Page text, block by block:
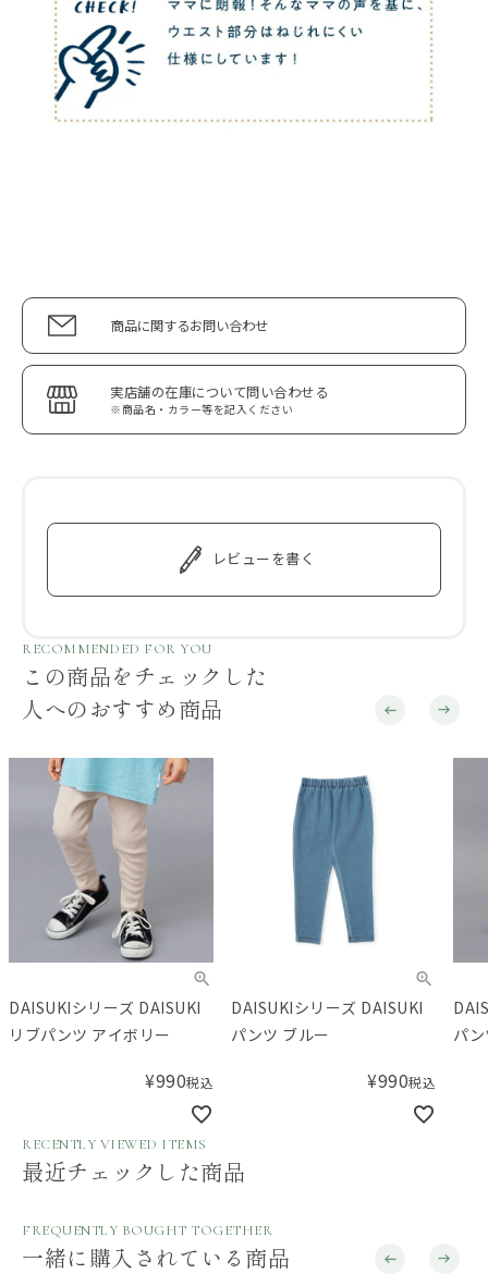
商品に関するお問い合わせ
実店舗の在庫について問い合わせる
※商品名・カラー等を記入ください
レビューを書く
RECOMMENDED FOR YOU
この商品をチェックした
人へのおすすめ商品
DAISUKIシリーズ DAISUKI
リブパンツ アイボリー
¥990税込
DAISUKIシリーズ DAISUKI
パンツ ブルー
¥990税込
パ
RECENTLY VIEWED ITEMS
最近チェックした商品
FREQUENTLY BOUGHT TOGETHER
一緒に購入されている商品